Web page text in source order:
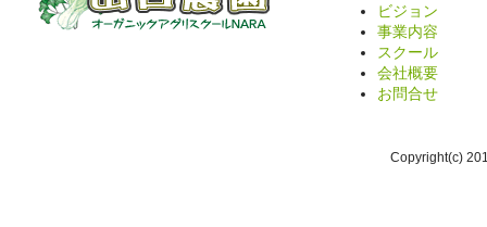
ビジョン
事業内容
スクール
会社概要
お問合せ
Copyright(c)